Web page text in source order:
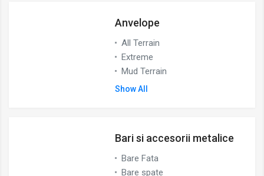
Anvelope
All Terrain
Extreme
Mud Terrain
Show All
Bari si accesorii metalice
Bare Fata
Bare spate